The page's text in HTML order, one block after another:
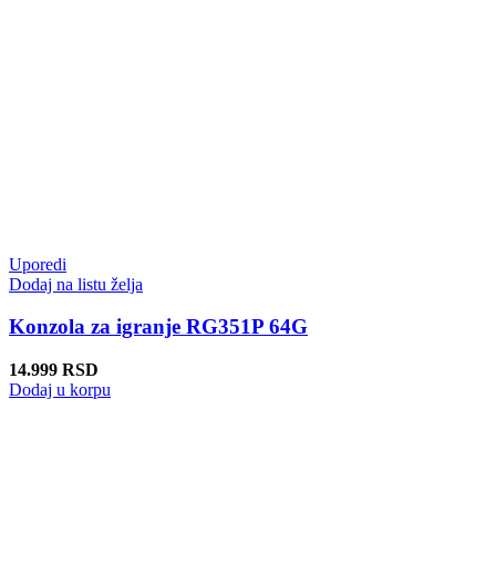
Uporedi
Dodaj na listu želja
Konzola za igranje RG351P 64G
14.999 RSD
Dodaj u korpu